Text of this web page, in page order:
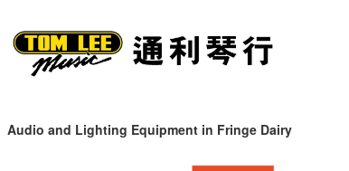
Audio and Lighting Equipment in Fringe Dairy